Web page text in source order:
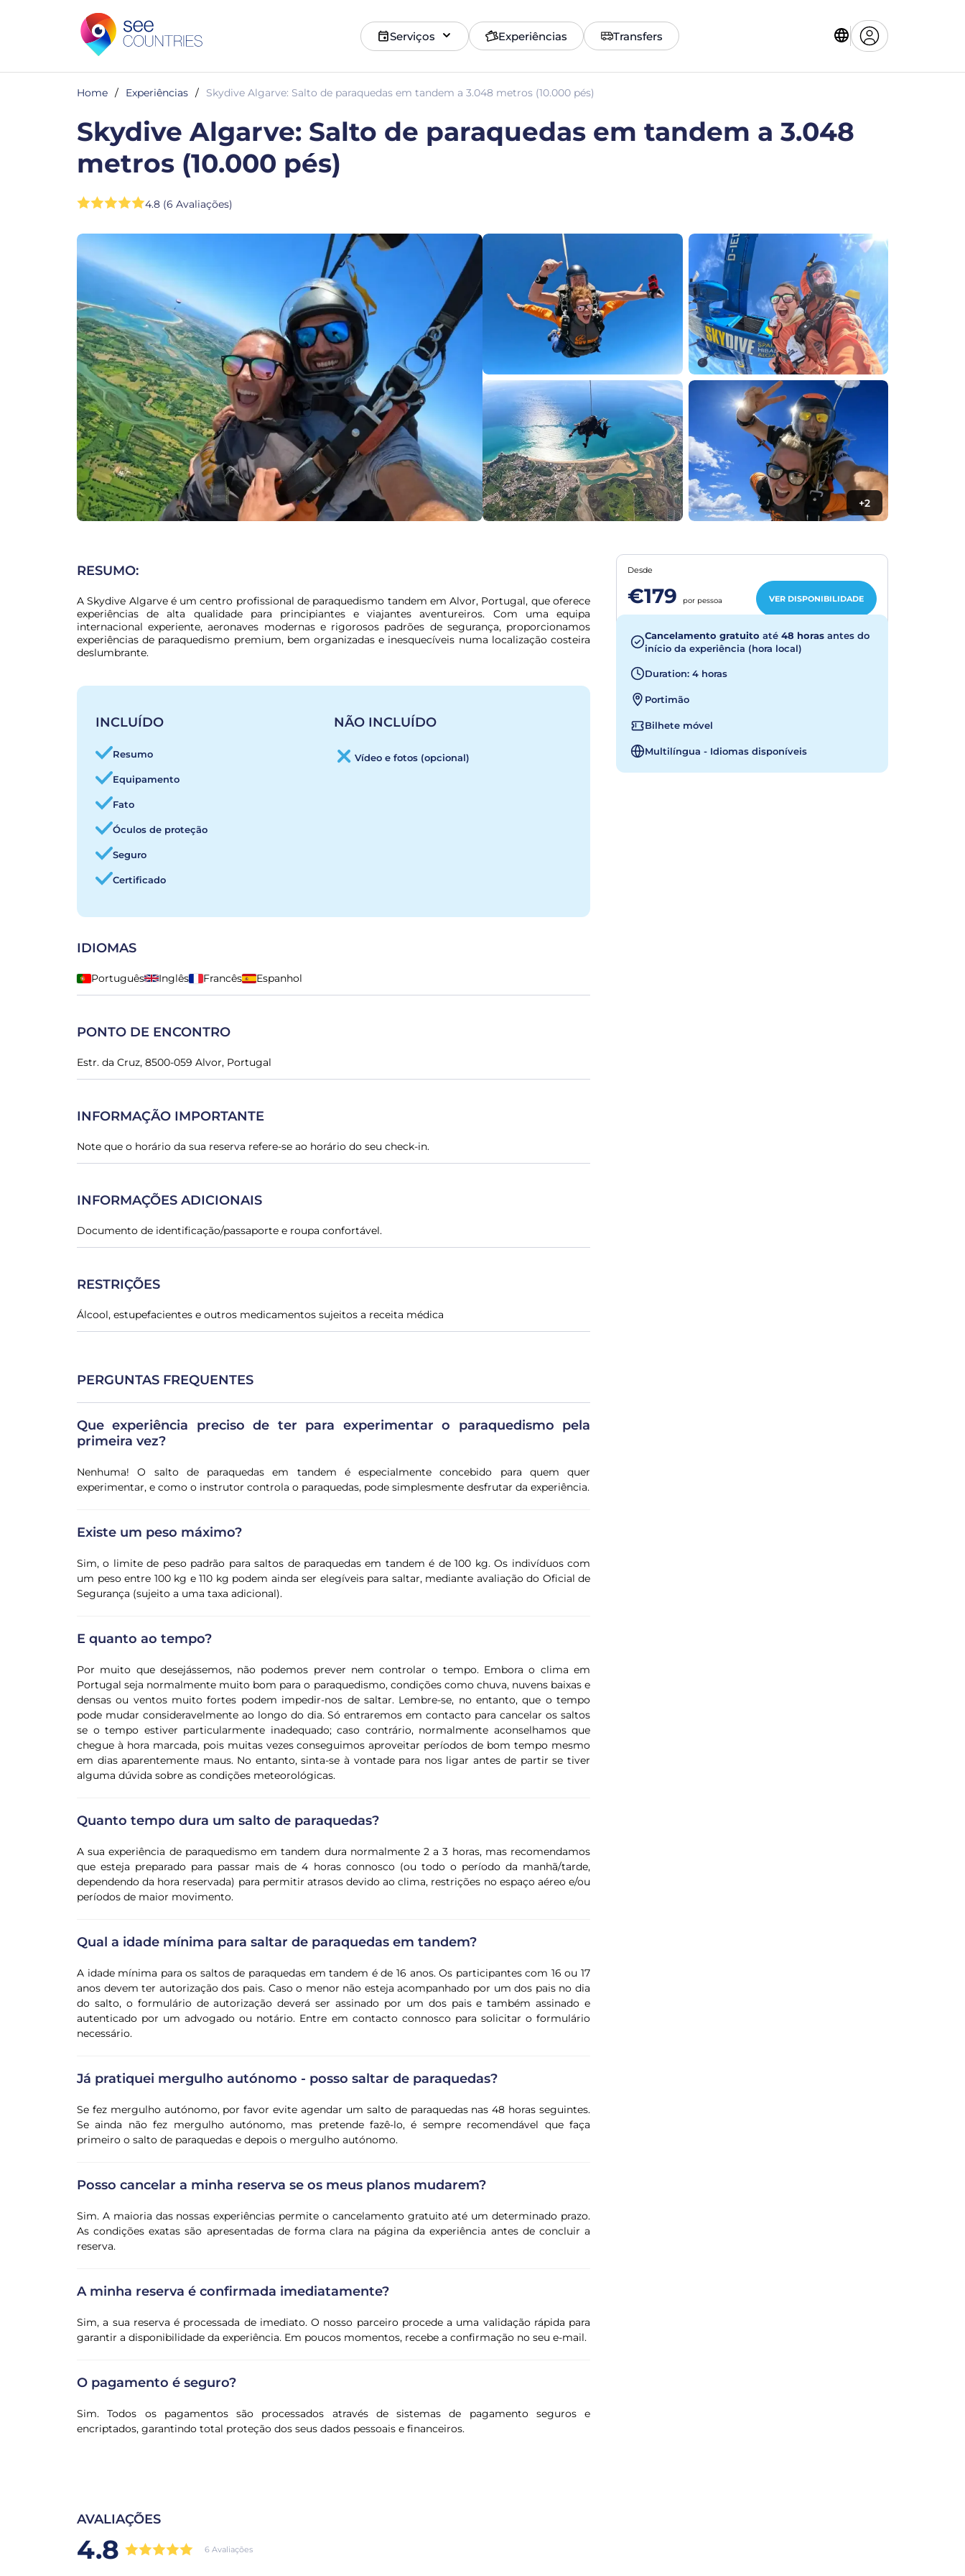
Serviços Experiências Transfers
Home / Experiências / Skydive Algarve: Salto de paraquedas em tandem a 3.048 metros (10.000 pés)
Skydive Algarve: Salto de paraquedas em tandem a 3.048
metros (10.000 pés)
4.8 (6 Avaliações)
+2
RESUMO:
A Skydive Algarve é um centro profissional de paraquedismo tandem em Alvor, Portugal, que oferece
experiências de alta qualidade para principiantes e viajantes aventureiros. Com uma equipa
internacional experiente, aeronaves modernas e rigorosos padrões de segurança, proporcionamos
experiências de paraquedismo premium, bem organizadas e inesquecíveis numa localização costeira
deslumbrante.
INCLUÍDO
Resumo
Equipamento
Fato
Óculos de proteção
Seguro
Certificado
NÃO INCLUÍDO
Vídeo e fotos (opcional)
IDIOMAS
Português Inglês Francês Espanhol
PONTO DE ENCONTRO
Estr. da Cruz, 8500-059 Alvor, Portugal
INFORMAÇÃO IMPORTANTE
Note que o horário da sua reserva refere-se ao horário do seu check-in.
INFORMAÇÕES ADICIONAIS
Documento de identificação/passaporte e roupa confortável.
RESTRIÇÕES
Álcool, estupefacientes e outros medicamentos sujeitos a receita médica
PERGUNTAS FREQUENTES
Que experiência preciso de ter para experimentar o paraquedismo pela
primeira vez?
Nenhuma! O salto de paraquedas em tandem é especialmente concebido para quem quer
experimentar, e como o instrutor controla o paraquedas, pode simplesmente desfrutar da experiência.
Existe um peso máximo?
Sim, o limite de peso padrão para saltos de paraquedas em tandem é de 100 kg. Os indivíduos com
um peso entre 100 kg e 110 kg podem ainda ser elegíveis para saltar, mediante avaliação do Oficial de
Segurança (sujeito a uma taxa adicional).
E quanto ao tempo?
Por muito que desejássemos, não podemos prever nem controlar o tempo. Embora o clima em
Portugal seja normalmente muito bom para o paraquedismo, condições como chuva, nuvens baixas e
densas ou ventos muito fortes podem impedir-nos de saltar. Lembre-se, no entanto, que o tempo
pode mudar consideravelmente ao longo do dia. Só entraremos em contacto para cancelar os saltos
se o tempo estiver particularmente inadequado; caso contrário, normalmente aconselhamos que
chegue à hora marcada, pois muitas vezes conseguimos aproveitar períodos de bom tempo mesmo
em dias aparentemente maus. No entanto, sinta-se à vontade para nos ligar antes de partir se tiver
alguma dúvida sobre as condições meteorológicas.
Quanto tempo dura um salto de paraquedas?
A sua experiência de paraquedismo em tandem dura normalmente 2 a 3 horas, mas recomendamos
que esteja preparado para passar mais de 4 horas connosco (ou todo o período da manhã/tarde,
dependendo da hora reservada) para permitir atrasos devido ao clima, restrições no espaço aéreo e/ou
períodos de maior movimento.
Qual a idade mínima para saltar de paraquedas em tandem?
A idade mínima para os saltos de paraquedas em tandem é de 16 anos. Os participantes com 16 ou 17
anos devem ter autorização dos pais. Caso o menor não esteja acompanhado por um dos pais no dia
do salto, o formulário de autorização deverá ser assinado por um dos pais e também assinado e
autenticado por um advogado ou notário. Entre em contacto connosco para solicitar o formulário
necessário.
Já pratiquei mergulho autónomo - posso saltar de paraquedas?
Se fez mergulho autónomo, por favor evite agendar um salto de paraquedas nas 48 horas seguintes.
Se ainda não fez mergulho autónomo, mas pretende fazê-lo, é sempre recomendável que faça
primeiro o salto de paraquedas e depois o mergulho autónomo.
Posso cancelar a minha reserva se os meus planos mudarem?
Sim. A maioria das nossas experiências permite o cancelamento gratuito até um determinado prazo.
As condições exatas são apresentadas de forma clara na página da experiência antes de concluir a
reserva.
A minha reserva é confirmada imediatamente?
Sim, a sua reserva é processada de imediato. O nosso parceiro procede a uma validação rápida para
garantir a disponibilidade da experiência. Em poucos momentos, recebe a confirmação no seu e-mail.
O pagamento é seguro?
Sim. Todos os pagamentos são processados através de sistemas de pagamento seguros e
encriptados, garantindo total proteção dos seus dados pessoais e financeiros.
AVALIAÇÕES
4.8 6 Avaliações
Desde
€179 por pessoa VER DISPONIBILIDADE
Cancelamento gratuito até 48 horas antes do
início da experiência (hora local)
Duration: 4 horas
Portimão
Bilhete móvel
Multilíngua - Idiomas disponíveis